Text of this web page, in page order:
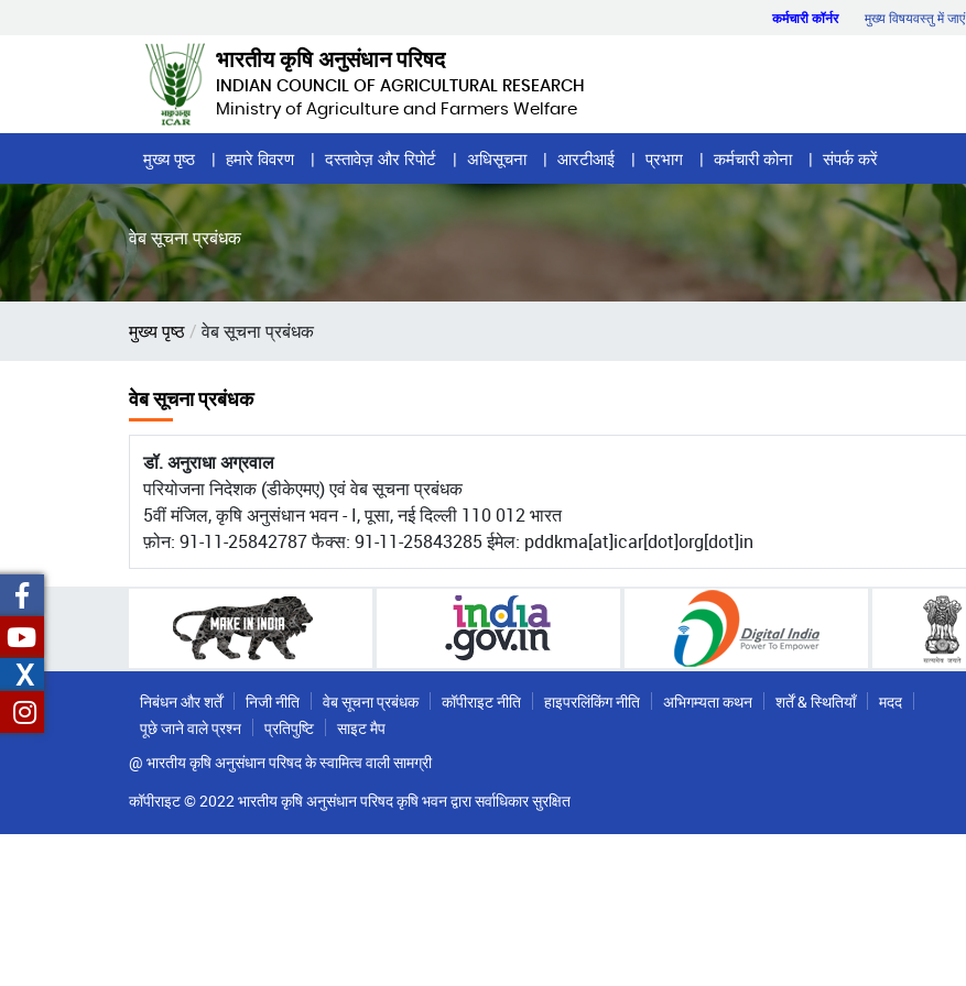
कर्मचारी कॉर्नर मुख्य विषयवस्तु में जाएं
भारतीय कृषि अनुसंधान परिषद
INDIAN COUNCIL OF AGRICULTURAL RESEARCH
Ministry of Agriculture and Farmers Welfare
Home
Page
Menu
मुख्य पृष्ठ हमारे विवरण दस्तावेज़ और रिपोर्ट अधिसूचना आरटीआई प्रभाग कर्मचारी कोना संपर्क करें
वेब सूचना प्रबंधक
पग
मुख्य पृष्ठ वेब सूचना प्रबंधक
वेब सूचना प्रबंधक
डॉ. अनुराधा अग्रवाल
परियोजना निदेशक (डीकेएमए) एवं वेब सूचना प्रबंधक
5वीं मंजिल, कृषि अनुसंधान भवन - I, पूसा, नई दिल्ली 110 012 भारत
फ़ोन: 91-11-25842787 फैक्स: 91-11-25843285 ईमेल: pddkma[at]icar[dot]org[dot]in
निबंधन और शर्तें निजी नीति वेब सूचना प्रबंधक कॉपीराइट नीति हाइपरलिंकिंग नीति अभिगम्यता कथन शर्तें & स्थितियाँ
मदद
पूछे जाने वाले प्रश्न
प्रतिपुष्टि
साइट मैप
@ भारतीय कृषि अनुसंधान परिषद के स्वामित्व वाली सामग्री
कॉपीराइट © 2022 भारतीय कृषि अनुसंधान परिषद कृषि भवन द्वारा सर्वाधिकार सुरक्षित
X